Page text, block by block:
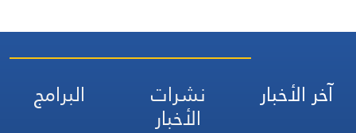
آخر الأخبار نشرات
الأخبار
البرامج